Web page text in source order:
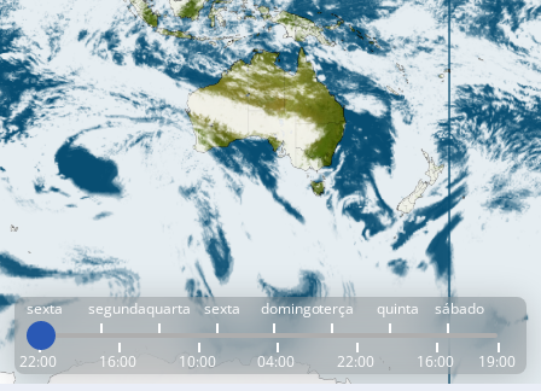
sexta segundaquarta sexta domingoterça quinta sábado
22:00 16:00 10:00 04:00 22:00 16:00 19:00